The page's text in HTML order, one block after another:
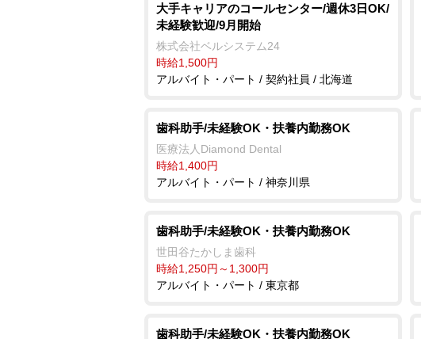
大手キャリアのコールセンター/週休3日OK/
未経験歓迎/9月開始
株式会社ベルシステム24
時給1,500円
アルバイト・パート / 契約社員 / 北海道
歯科助手/未経験OK・扶養内勤務OK
医療法人Diamond Dental
時給1,400円
アルバイト・パート / 神奈川県
歯科助手/未経験OK・扶養内勤務OK
世田谷たかしま歯科
時給1,250円～1,300円
アルバイト・パート / 東京都
歯科助手/未経験OK・扶養内勤務OK